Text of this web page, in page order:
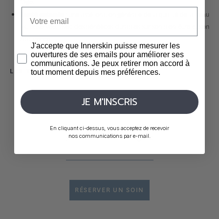
: une amélioration générale de la qualité de la peau
est observée, avec des bénéfices durables sur son bien-être et son
apparence.
LES TARIFS
20 MINUTES
Une séance 70€
3 séances 150 €
RÉSERVER UN SOIN
J'accepte que Innerskin puisse mesurer les
ouvertures de ses emails pour améliorer ses
communications. Je peux retirer mon accord à
tout moment depuis mes préférences.
JE M'INSCRIS
En cliquant ci-dessus, vous acceptez de recevoir
nos communications par e-mail.